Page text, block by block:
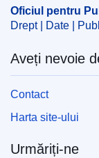
Oficiul pentru
Drept | Date |
Aveți nevoie
Contact
Harta site-ului
Urmăriți-ne